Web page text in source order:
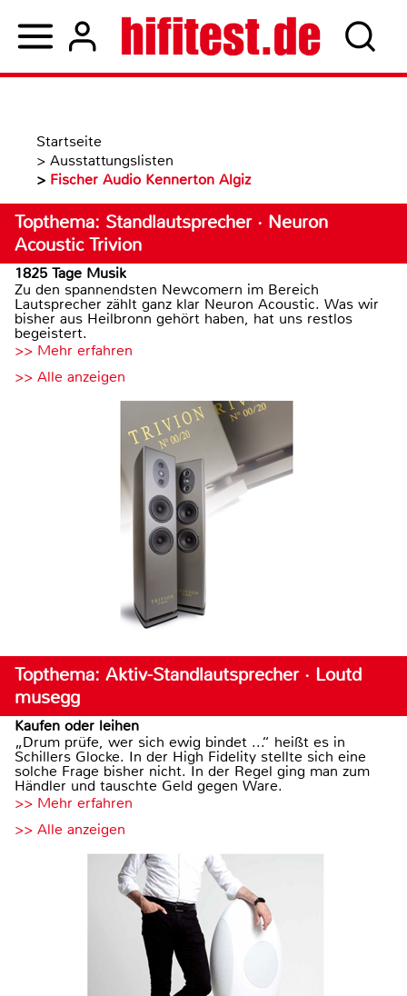
Startseite
> Ausstattungslisten
> Fischer Audio Kennerton Algiz
Topthema: Standlautsprecher · Neuron
Acoustic Trivion
1825 Tage Musik
Zu den spannendsten Newcomern im Bereich
Lautsprecher zählt ganz klar Neuron Acoustic. Was wir
bisher aus Heilbronn gehört haben, hat uns restlos
begeistert.
>> Mehr erfahren
>> Alle anzeigen
Topthema: Aktiv-Standlautsprecher · Loutd
musegg
Kaufen oder leihen
„Drum prüfe, wer sich ewig bindet ...“ heißt es in
Schillers Glocke. In der High Fidelity stellte sich eine
solche Frage bisher nicht. In der Regel ging man zum
Händler und tauschte Geld gegen Ware.
>> Mehr erfahren
>> Alle anzeigen